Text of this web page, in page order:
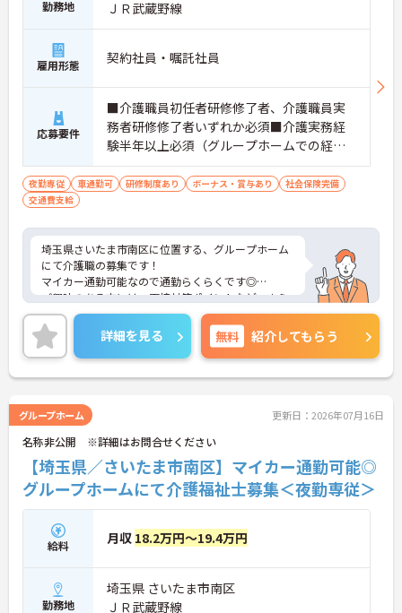
★おすすめPOINT★
のＯＪＴ研修を実施し、ｅラーニングを用いた学習
の機会も提供されます
・施設内には看護師が24時間常駐しており、急変時
の対応や専門的な医療処置は看護師が担当するため
負担が減ります
・介護スタッフと看護スタッフの比率が1対1で相談
しやすく、初任者研修や実務者研修からでも着実に
専門性を高められます
＜残業月7時間以下で身体の負担を軽減！＞
・常勤で働くスタッフの比率が90パーセント以上と
にくい人員体制です
・訪問スケジュールに沿って施設内でのケアを行う
ため、月平均の残業時間は5時間から7時間程度とか
なり少なめに抑えられます
・夜勤明けの翌日は原則としてお休みとなるシフト
編成が組まれており、しっかりと休息を取りながら
長期的な就業が可能です
＜評価制度でキャリアアップ＞
・介護福祉士や初任者研修などの資格や実務経験、
夜勤回数がしっかりと給与に反映されるためモチベ
・年次を問わずリーダーや主任などのマネジメント
職へ昇格する事例も多数あり、腰を据えて長期的な
キャリア形成が可能です
勤務地
ＪＲ武蔵野線
雇用形態 契約社員・嘱託社員
応募要件
■介護職員初任者研修修了者、介護職員実
務者研修修了者いずれか必須■介護実務経
験半年以上必須（グループホームでの経験
は問いません）■スマートフォンでのデー
タ入力が必須となります
夜勤専従 車通勤可 研修制度あり ボーナス・賞与あり
社会保険完備
交通費支給
埼玉県さいたま市南区に位置する、グループホーム
にて介護職の募集です！
マイカー通勤可能なので通勤らくらくです◎
ご興味のある方には、面接対策ポイントなど、さら
に詳細をお話しいたしますのでお気軽にご相談くだ
さい！
詳細を見る 無料 紹介してもらう
グループホーム 更新日：2026年07月16日
名称非公開 ※詳細はお問合せください
【埼玉県／さいたま市南区】マイカー通勤可能◎
グループホームにて介護福祉士募集＜夜勤専従＞
給料 月収 18.2万円～19.4万円
勤務地
埼玉県 さいたま市南区
ＪＲ武蔵野線